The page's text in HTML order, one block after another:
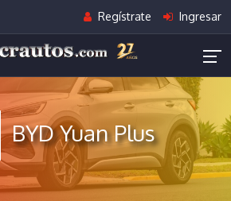
Regístrate Ingresar
BYD Yuan Plus